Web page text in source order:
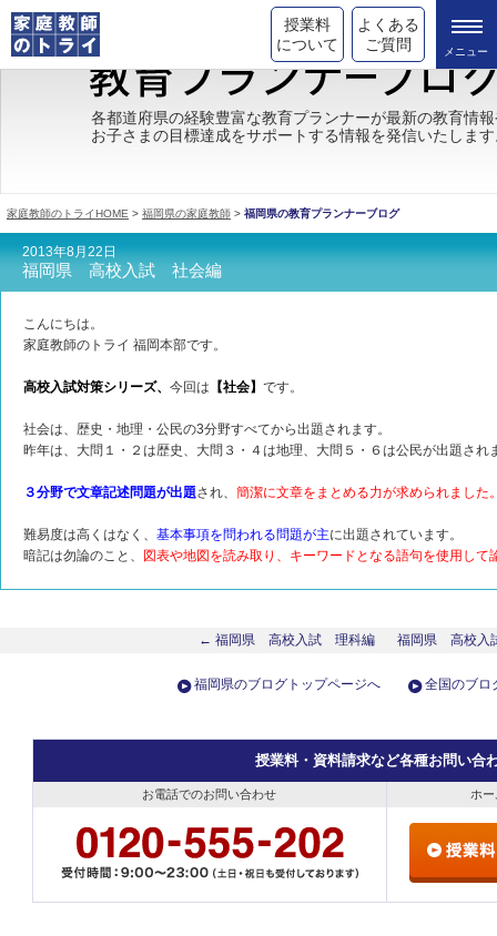
授業料
について
よくある
ご質問
トライの教育理念
成績が上がる理由
都道府県別情報
合格体験談
キャンペーン情報
各都道府県の経験豊富な教育プランナーが最新の教育情
お子さまの目標達成をサポートする情報を発信いたしま
家庭教師のトライHOME > 福岡県の家庭教師 > 福岡県の教育プランナーブログ
2013年8月22日
福岡県 高校入試 社会編
こんにちは。
家庭教師のトライ 福岡本部です。
高校入試対策シリーズ、 今回は 【社会】 です。
社会は、歴史・地理・公民の3分野すべてから出題されます。
昨年は、大問１・２は歴史、大問３・４は地理、大問５・６は公民が出題され
３分野で文章記述問題が出題され、 簡潔に文章をまとめる力が求められました
難易度は高くはなく、 基本事項を問われる問題が主に出題されています。
暗記は勿論のこと、
図表や地図を読み取り、キーワードとなる語句を使用して
← 福岡県 高校入試 理科編 福岡県 高校入
福岡県のブログトップページへ 全国のブロ
授業料・資料請求など各種お問い合
お電話でのお問い合わせ ホ